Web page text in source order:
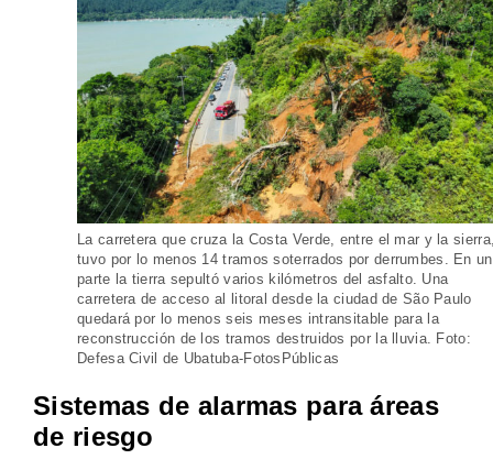
La carretera que cruza la Costa Verde, entre el mar y la
tuvo por lo menos 14 tramos soterrados por derrumbes. En
parte la tierra sepultó varios kilómetros del asfalto. Una
carretera de acceso al litoral desde la ciudad de São Paulo
quedará por lo menos seis meses intransitable para la
reconstrucción de los tramos destruidos por la lluvia. Foto:
Defesa Civil de Ubatuba-FotosPúblicas
Sistemas de alarmas para áreas
de riesgo